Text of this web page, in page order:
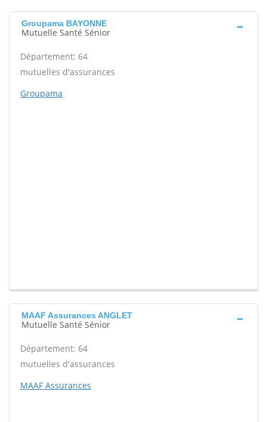
Groupama BAYONNE
Mutuelle Santé Sénior
Département: 64
mutuelles d'assurances
Groupama
MAAF Assurances ANGLET
Mutuelle Santé Sénior
Département: 64
mutuelles d'assurances
MAAF Assurances